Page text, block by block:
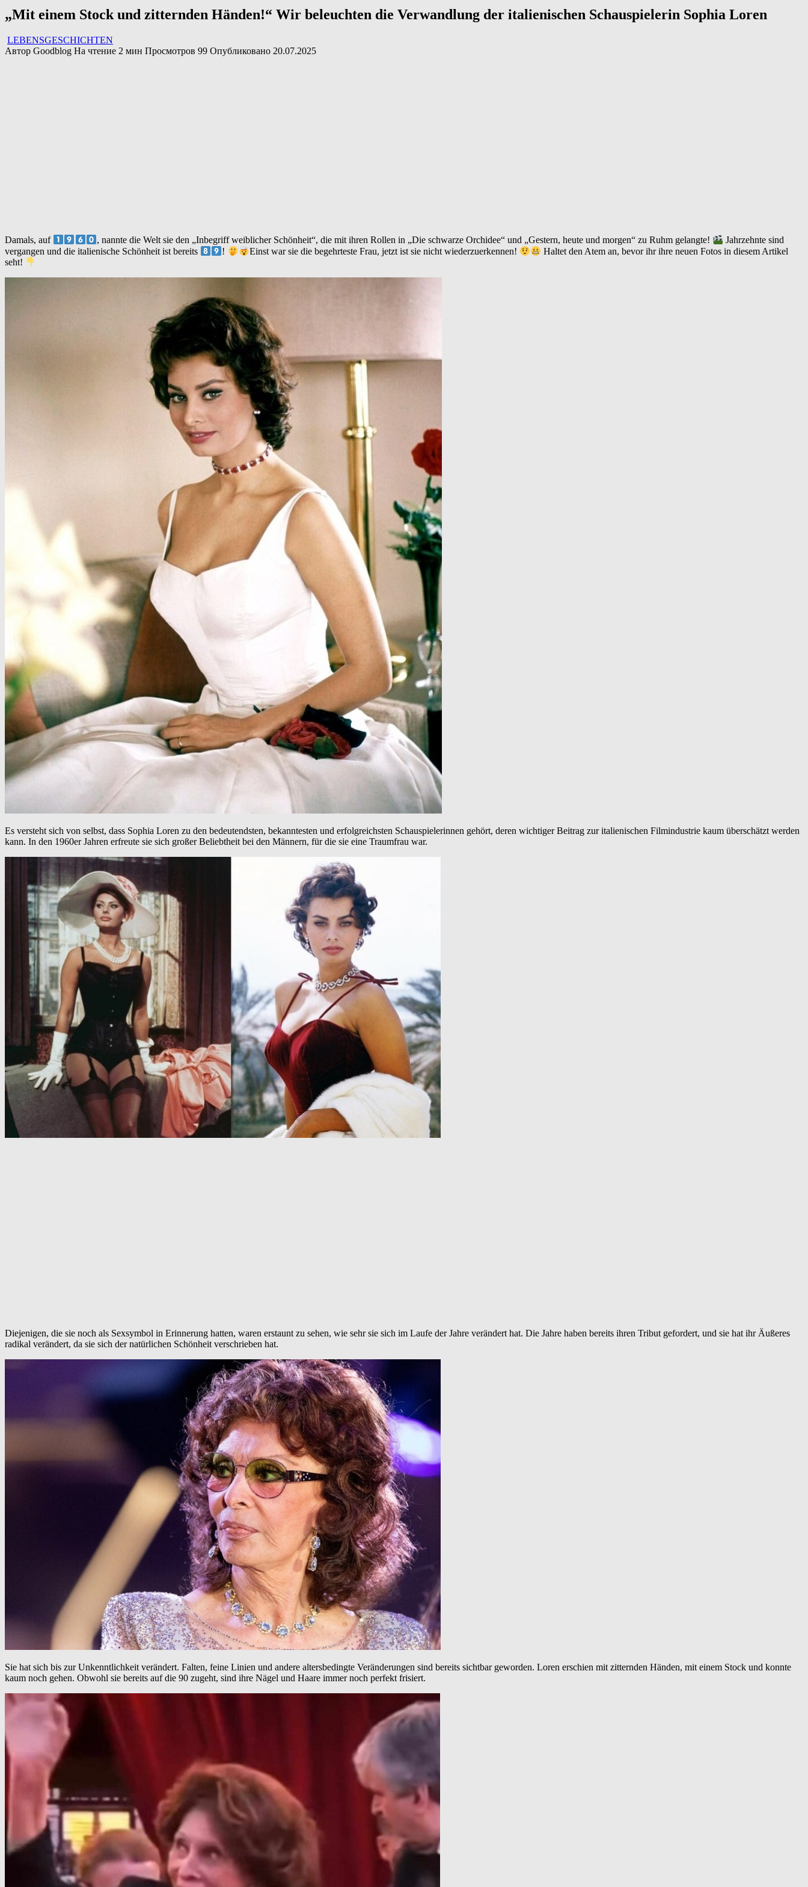
„Mit einem Stock und zitternden Händen!“ Wir beleuchten die Verwandlung der italienischen Schauspielerin Sophia Loren
LEBENSGESCHICHTEN
Автор Goodblog На чтение 2 мин Просмотров 99 Опубликовано 20.07.2025
Damals, auf , nannte die Welt sie den „Inbegriff weiblicher Schönheit“, die mit ihren Rollen in „Die schwarze Orchidee“ und „Gestern, heute und morgen“ zu Ruhm gelangte!
Jahrzehnte sind
vergangen und die italienische Schönheit ist bereits
! Einst war sie die begehrteste Frau, jetzt ist sie nicht wiederzuerkennen!
Haltet den Atem an, bevor ihr ihre neuen Fotos in diesem Artikel
seht!
Es versteht sich von selbst, dass Sophia Loren zu den bedeutendsten, bekanntesten und erfolgreichsten Schauspielerinnen gehört, deren wichtiger Beitrag zur italienischen Filmindustrie kaum überschätzt werden
kann. In den 1960er Jahren erfreute sie sich großer Beliebtheit bei den Männern, für die sie eine Traumfrau war.
Diejenigen, die sie noch als Sexsymbol in Erinnerung hatten, waren erstaunt zu sehen, wie sehr sie sich im Laufe der Jahre verändert hat. Die Jahre haben bereits ihren Tribut gefordert, und sie hat ihr Äußeres
radikal verändert, da sie sich der natürlichen Schönheit verschrieben hat.
Sie hat sich bis zur Unkenntlichkeit verändert. Falten, feine Linien und andere altersbedingte Veränderungen sind bereits sichtbar geworden. Loren erschien mit zitternden Händen, mit einem Stock und konnte
kaum noch gehen. Obwohl sie bereits auf die 90 zugeht, sind ihre Nägel und Haare immer noch perfekt frisiert.